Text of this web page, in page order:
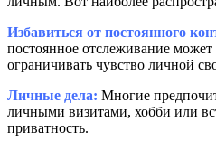
Избавиться от постоянного
постоянное отслеживание может
ограничивать чувство личной
Личные дела: Многие
личными визитами, хобби или
приватность.